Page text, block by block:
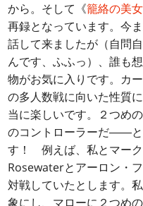
から。そして《籠絡の美
再録となっています。今
話して来ましたが（自問
んです、ふふっ）、誰も
物がお気に入りです。カ
の多人数戦に向いた性質
当に楽しいです。２つめ
のコントローラーだ――
す！ 例えば、私とマー
Rosewaterとアーロン・
対戦していたとします。
象にし、マローに２つめ